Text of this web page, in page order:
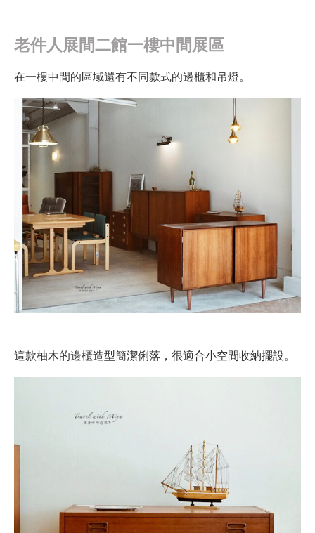
老件人展間二館一樓中間展區
在一樓中間的區域還有不同款式的邊櫃和吊燈。
這款柚木的邊櫃造型簡潔俐落，很適合小空間收納擺設。